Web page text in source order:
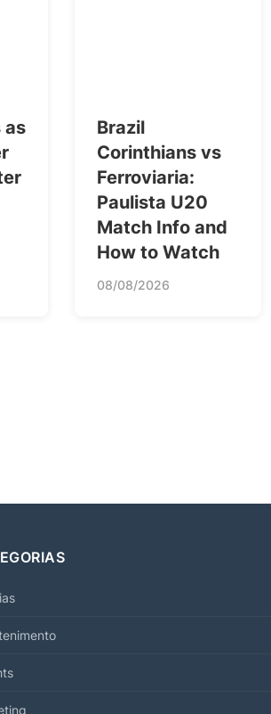
as
Brazil
Corinthians vs
Ferroviaria:
Paulista U20
Match Info and
How to Watch
08/08/2026